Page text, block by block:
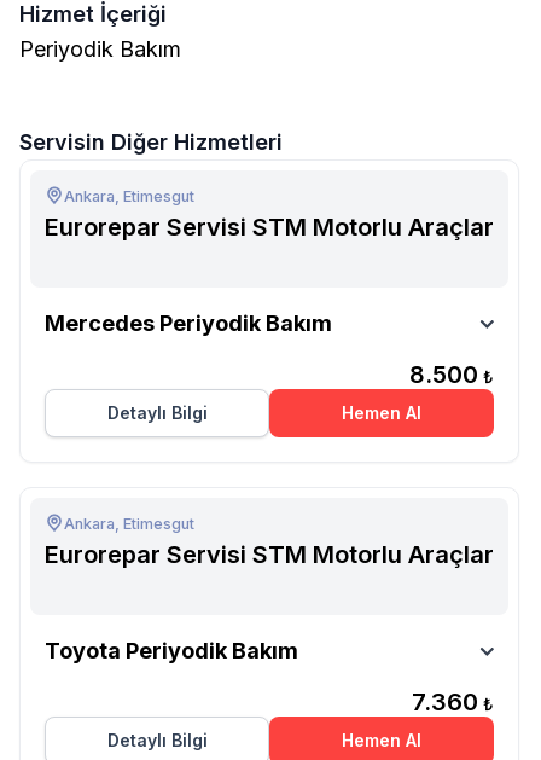
Hizmet İçeriği
Periyodik Bakım
Servisin Diğer Hizmetleri
Ankara, Etimesgut
Eurorepar Servisi STM Motorlu Araçlar
Mercedes Periyodik Bakım
8.500 ₺
Detaylı Bilgi
Hemen Al
Ankara, Etimesgut
Eurorepar Servisi STM Motorlu Araçlar
Toyota Periyodik Bakım
7.360 ₺
Detaylı Bilgi
Hemen Al